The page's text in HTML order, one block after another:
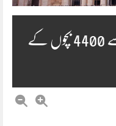
اٹلی میں پادریوں کی جانب سے 4400 بچوں کے